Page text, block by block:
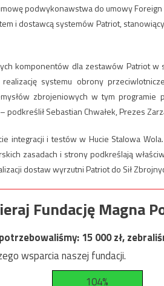
podwykonawstwa do umowy
i dostawcą systemów Patriot,
komponentów dla zestawów Patriot w
systemu obrony
zbrojeniowych w tym programie
Sebastian Chwałek, Prezes
integracji i testów w Hucie Stalowa
zasadach i strony podkreślają
dostaw wyrzutni Patriot do Sił
Fundację Magna
15 000zł,
wsparcia naszej fundacji.
104%